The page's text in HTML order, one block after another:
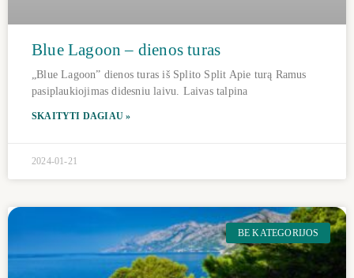
Blue Lagoon – dienos turas
„Blue Lagoon” dienos turas iš Splito Split Apie turą Ramus
pasiplaukiojimas didesniu laivu. Laivas talpina
SKAITYTI DAGIAU »
2024-01-21
BE KATEGORIJOS